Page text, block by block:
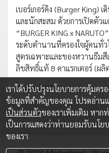
เบอร์เกอร์คิง (Burger King)
และนักสะสม ด้วยการเปิดตัว
“BURGER KING x
ระดับตำนานที่ครองใจผู้คนทั่ว
สูตรเฉพาะและของหวานธีม
ลิขสิทธิ์แท้ 8 คาแรกเตอร์ (ผลิ
23 ก.ค. 2025
เราได้ปรับปรุงนโยบายการคุ้มค
ข้อมูลที่สำคัญของคุณ โปรดอ่านแ
เป็นส่วนตัวของเราเพิ่มเติม หาก
เป็นการแสดงว่าท่านยอมรับนโ
ของเรา